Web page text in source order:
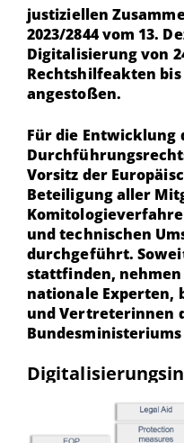
justiziellen
2023/2844 vom 13.
Digitalisierung von
Rechtshilfeakten bis
angestoßen.
Für die Entwicklung
Vorsitz der
Beteiligung aller
und technischen
durchgeführt.
stattfinden,
nationale
und Vertreterinnen